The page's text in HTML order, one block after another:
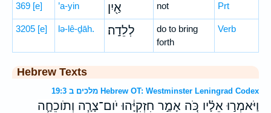
369 [e] ’a-yin אַ֖יִן not Prt
3205 [e] lə-lê-ḏāh. לְלֵדָֽה׃
do to bring
forth
Verb
Hebrew Texts
מלכים ב 19:3 Hebrew OT: Westminster Leningrad Codex
וַיֹּאמְר֣וּ אֵלָ֗יו כֹּ֚ה אָמַ֣ר חִזְקִיָּ֔הוּ יֹום־צָרָ֧ה וְתֹוכֵחָ֛ה